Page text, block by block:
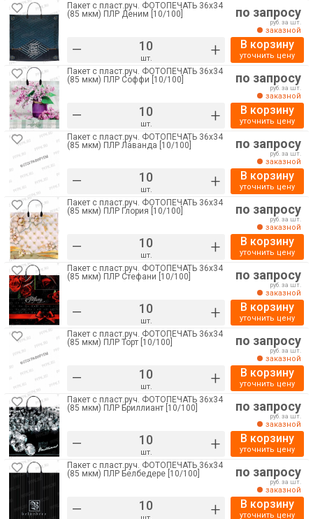
Пакет с пласт.руч. ФОТОПЕЧАТЬ 36х34
(85 мкм) ПЛР Деним [10/100]
– шт. +
по запросу
руб. за шт.
заказной
В корзину
уточнить цену
Пакет с пласт.руч. ФОТОПЕЧАТЬ 36х34
(85 мкм) ПЛР Соффи [10/100]
– шт. +
по запросу
руб. за шт.
заказной
В корзину
уточнить цену
Пакет с пласт.руч. ФОТОПЕЧАТЬ 36х34
(85 мкм) ПЛР Лаванда [10/100]
– шт. +
по запросу
руб. за шт.
заказной
В корзину
уточнить цену
Пакет с пласт.руч. ФОТОПЕЧАТЬ 36х34
(85 мкм) ПЛР Глория [10/100]
– шт. +
по запросу
руб. за шт.
заказной
В корзину
уточнить цену
Пакет с пласт.руч. ФОТОПЕЧАТЬ 36х34
(85 мкм) ПЛР Стефани [10/100]
– шт. +
по запросу
руб. за шт.
заказной
В корзину
уточнить цену
Пакет с пласт.руч. ФОТОПЕЧАТЬ 36х34
(85 мкм) ПЛР Торт [10/100]
– шт. +
по запросу
руб. за шт.
заказной
В корзину
уточнить цену
Пакет с пласт.руч. ФОТОПЕЧАТЬ 36х34
(85 мкм) ПЛР Бриллиант [10/100]
– шт. +
по запросу
руб. за шт.
заказной
В корзину
уточнить цену
Пакет с пласт.руч. ФОТОПЕЧАТЬ 36х34
(85 мкм) ПЛР Белбедере [10/100]
– +
по запросу
руб. за шт.
заказной
В корзину
уточнить цену